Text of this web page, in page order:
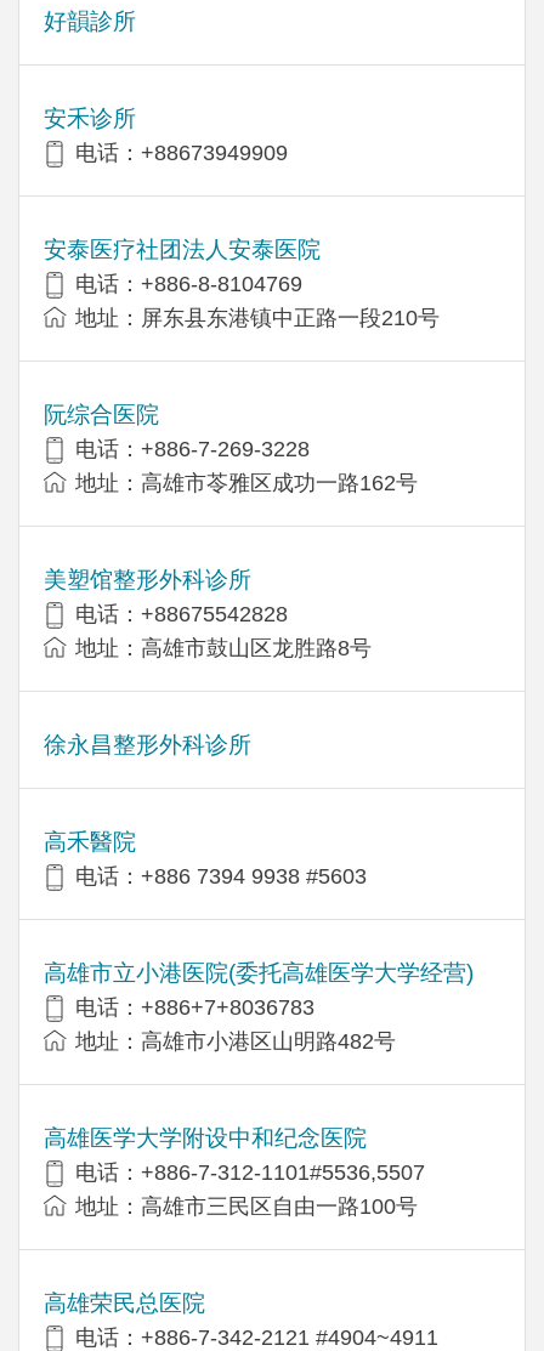
好韻診所
安禾诊所
电话：+88673949909
安泰医疗社团法人安泰医院
电话：+886-8-8104769
地址：屏东县东港镇中正路一段210号
阮综合医院
电话：+886-7-269-3228
地址：高雄市苓雅区成功一路162号
美塑馆整形外科诊所
电话：+88675542828
地址：高雄市鼓山区龙胜路8号
徐永昌整形外科诊所
高禾醫院
电话：+886 7394 9938 #5603
高雄市立小港医院(委托高雄医学大学经营)
电话：+886+7+8036783
地址：高雄市小港区山明路482号
高雄医学大学附设中和纪念医院
电话：+886-7-312-1101#5536,5507
地址：高雄市三民区自由一路100号
高雄荣民总医院
电话：+886-7-342-2121 #4904~4911